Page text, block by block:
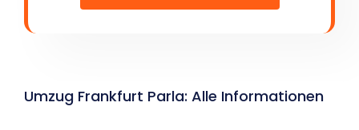
Umzug Frankfurt Parla: Alle Informationen